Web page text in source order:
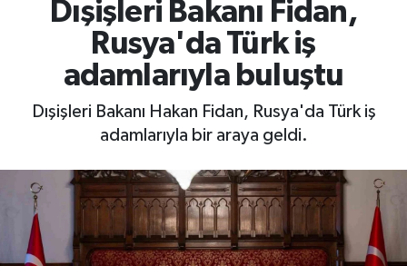
Dışişleri Bakanı Fidan,
Rusya'da Türk iş
adamlarıyla buluştu
Dışişleri Bakanı Hakan Fidan, Rusya'da Türk iş
adamlarıyla bir araya geldi.
İş Dünyası
Lojistik
Otovitrin
Asayiş
Magazin
Tüm Manşetler
Son Dakika Haberleri
Haber Arşivi